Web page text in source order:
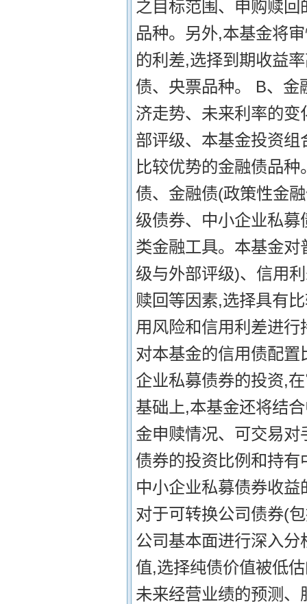
之目标范围、申购赎
品种。另外,本基金将
的利差,选择到期收益
债、央票品种。 B、金
济走势、未来利率的
部评级、本基金投资
比较优势的金融债品
债、金融债(政策性金
级债券、中小企业私
类金融工具。本基金
级与外部评级)、信用
赎回等因素,选择具有
用风险和信用利差进
对本基金的信用债配
企业私募债券的投资,
基础上,本基金还将结
金申赎情况、可交易
债券的投资比例和持
中小企业私募债券收
对于可转换公司债券(
公司基本面进行深入
值,选择纯债价值被低
未来经营业绩的预测